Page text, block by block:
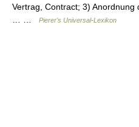
Vertrag, Contract; 3)
… …
Pierer's Universal-Lexikon